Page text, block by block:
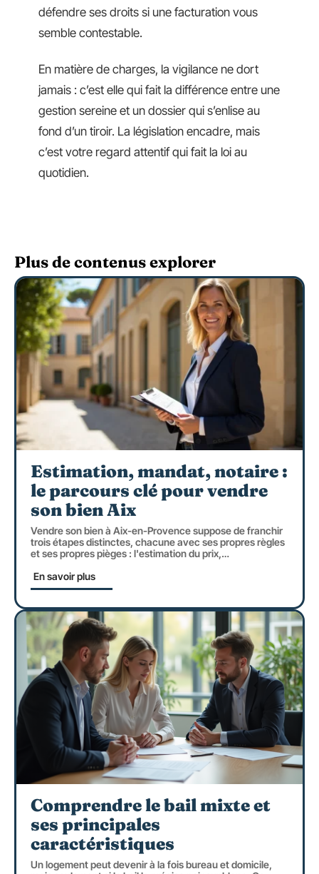
défendre ses droits si une facturation vous
semble contestable.
En matière de charges, la vigilance ne dort
jamais : c’est elle qui fait la différence entre une
gestion sereine et un dossier qui s’enlise au
fond d’un tiroir. La législation encadre, mais
c’est votre regard attentif qui fait la loi au
quotidien.
Plus de contenus explorer
Estimation, mandat, notaire :
le parcours clé pour vendre
son bien Aix
Vendre son bien à Aix-en-Provence suppose de franchir
trois étapes distinctes, chacune avec ses propres règles
et ses propres pièges : l'estimation du prix,…
En savoir plus
Comprendre le bail mixte et
ses principales
caractéristiques
Un logement peut devenir à la fois bureau et domicile,